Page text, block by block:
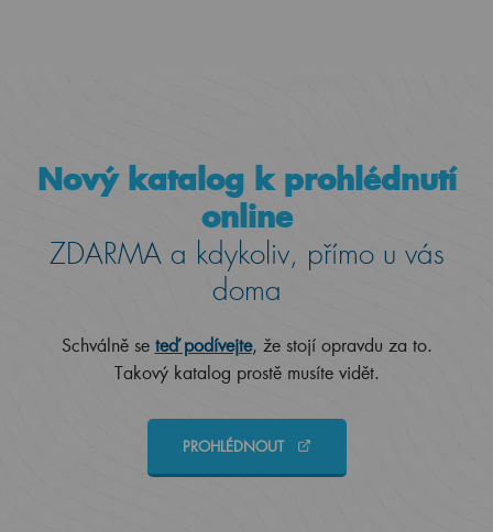
Nový katalog k prohlédnutí
online
ZDARMA a kdykoliv, přímo u vás
doma
Schválně se teď podívejte, že stojí opravdu za to.
Takový katalog prostě musíte vidět.
PROHLÉDNOUT